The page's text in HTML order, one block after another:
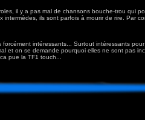
il y a pas mal de chansons bouche-trou qui
intermèdes, ils sont parfois à mourir de rire. Par
forcément intéressants... Surtout intéressants
et on se demande pourquoi elles ne sont pas
pue la TF1 touch...